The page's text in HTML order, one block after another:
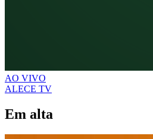
AO VIVO
ALECE TV
Em alta